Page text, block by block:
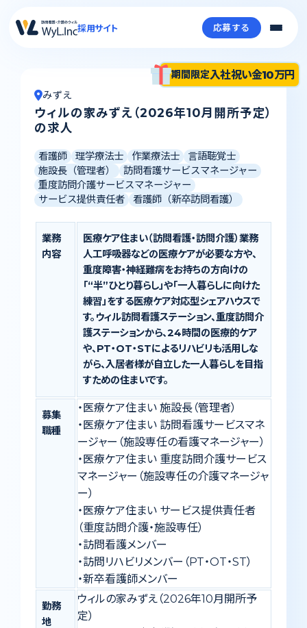
採用サイト 応募する
期間限定入社祝い金10万円
みずえ
ウィルの家みずえ（2026年10月開所予定）
の求人
看護師 理学療法士 作業療法士
言語聴覚士
施設長（管理者）
訪問看護サービスマネージャー
重度訪問介護サービスマネージャー
サービス提供責任者
看護師（新卒訪問看護）
業務
内容
医療ケア住まい（訪問看護・訪問介護）業務
人工呼吸器などの医療ケアが必要な方や、
重度障害・神経難病をお持ちの方向けの
「“半”ひとり暮らし」や「一人暮らしに向けた
練習」をする医療ケア対応型シェアハウスで
す。ウィル訪問看護ステーション、重度訪問介
護ステーションから、24時間の医療的ケア
や、PT・OT・STによるリハビリも活用しな
がら、入居者様が自立した一人暮らしを目指
すための住まいです。
募集
職種
・医療ケア住まい 施設長（管理者）
・医療ケア住まい 訪問看護サービスマネ
ージャー（施設専任の看護マネージャー）
・医療ケア住まい 重度訪問介護サービス
マネージャー（施設専任の介護マネージャ
ー）
・医療ケア住まい サービス提供責任者
（重度訪問介護・施設専任）
・訪問看護メンバー
・訪問リハビリメンバー（PT・OT・ST）
・新卒看護師メンバー
勤務
地
ウィルの家みずえ（2026年10月開所予
定）